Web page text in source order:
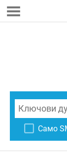
Само